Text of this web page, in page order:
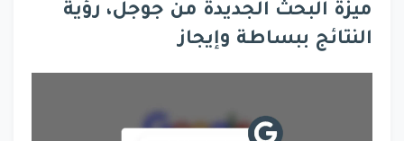
ميزة البحث الجديدة من جوجل، رؤية
النتائج ببساطة وإيجاز